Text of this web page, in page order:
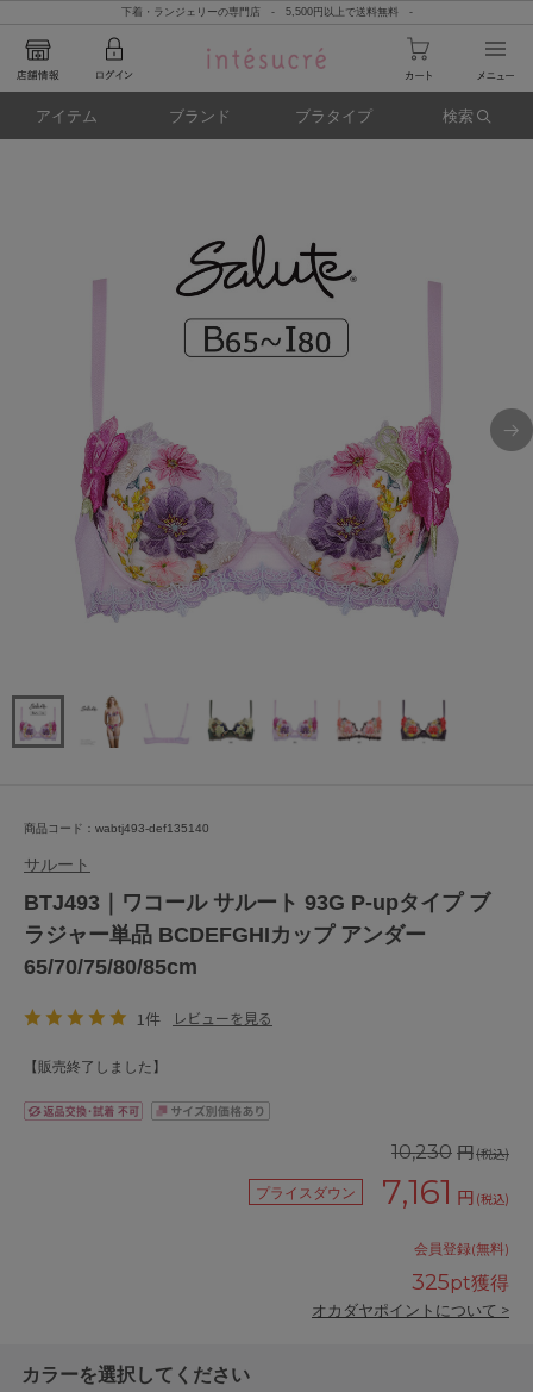
下着・ランジェリーの専門店 - 5,500円以上で送料無料 -
アイテム ブランド ブラタイプ 検索
商品コード：wabtj493-def135140
サルート
BTJ493｜ワコール サルート 93G P-upタイプ ブ
ラジャー単品 BCDEFGHIカップ アンダー
65/70/75/80/85cm
1件 レビューを見る
【販売終了しました】
10,230 円(税込)
プライスダウン 7,161 円 (税込)
会員登録(無料)
325pt獲得
オカダヤポイントについて >
カラーを選択してください